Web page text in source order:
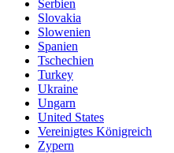
Serbien
Slovakia
Slowenien
Spanien
Tschechien
Turkey
Ukraine
Ungarn
United States
Vereinigtes Königreich
Zypern